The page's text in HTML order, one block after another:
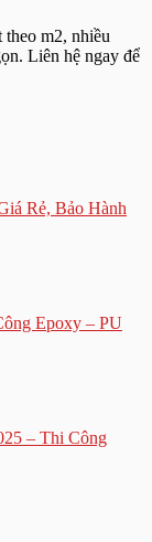
theo m2, nhiều
Liên hệ ngay để
Rẻ, Bảo Hành
Epoxy – PU
– Thi Công